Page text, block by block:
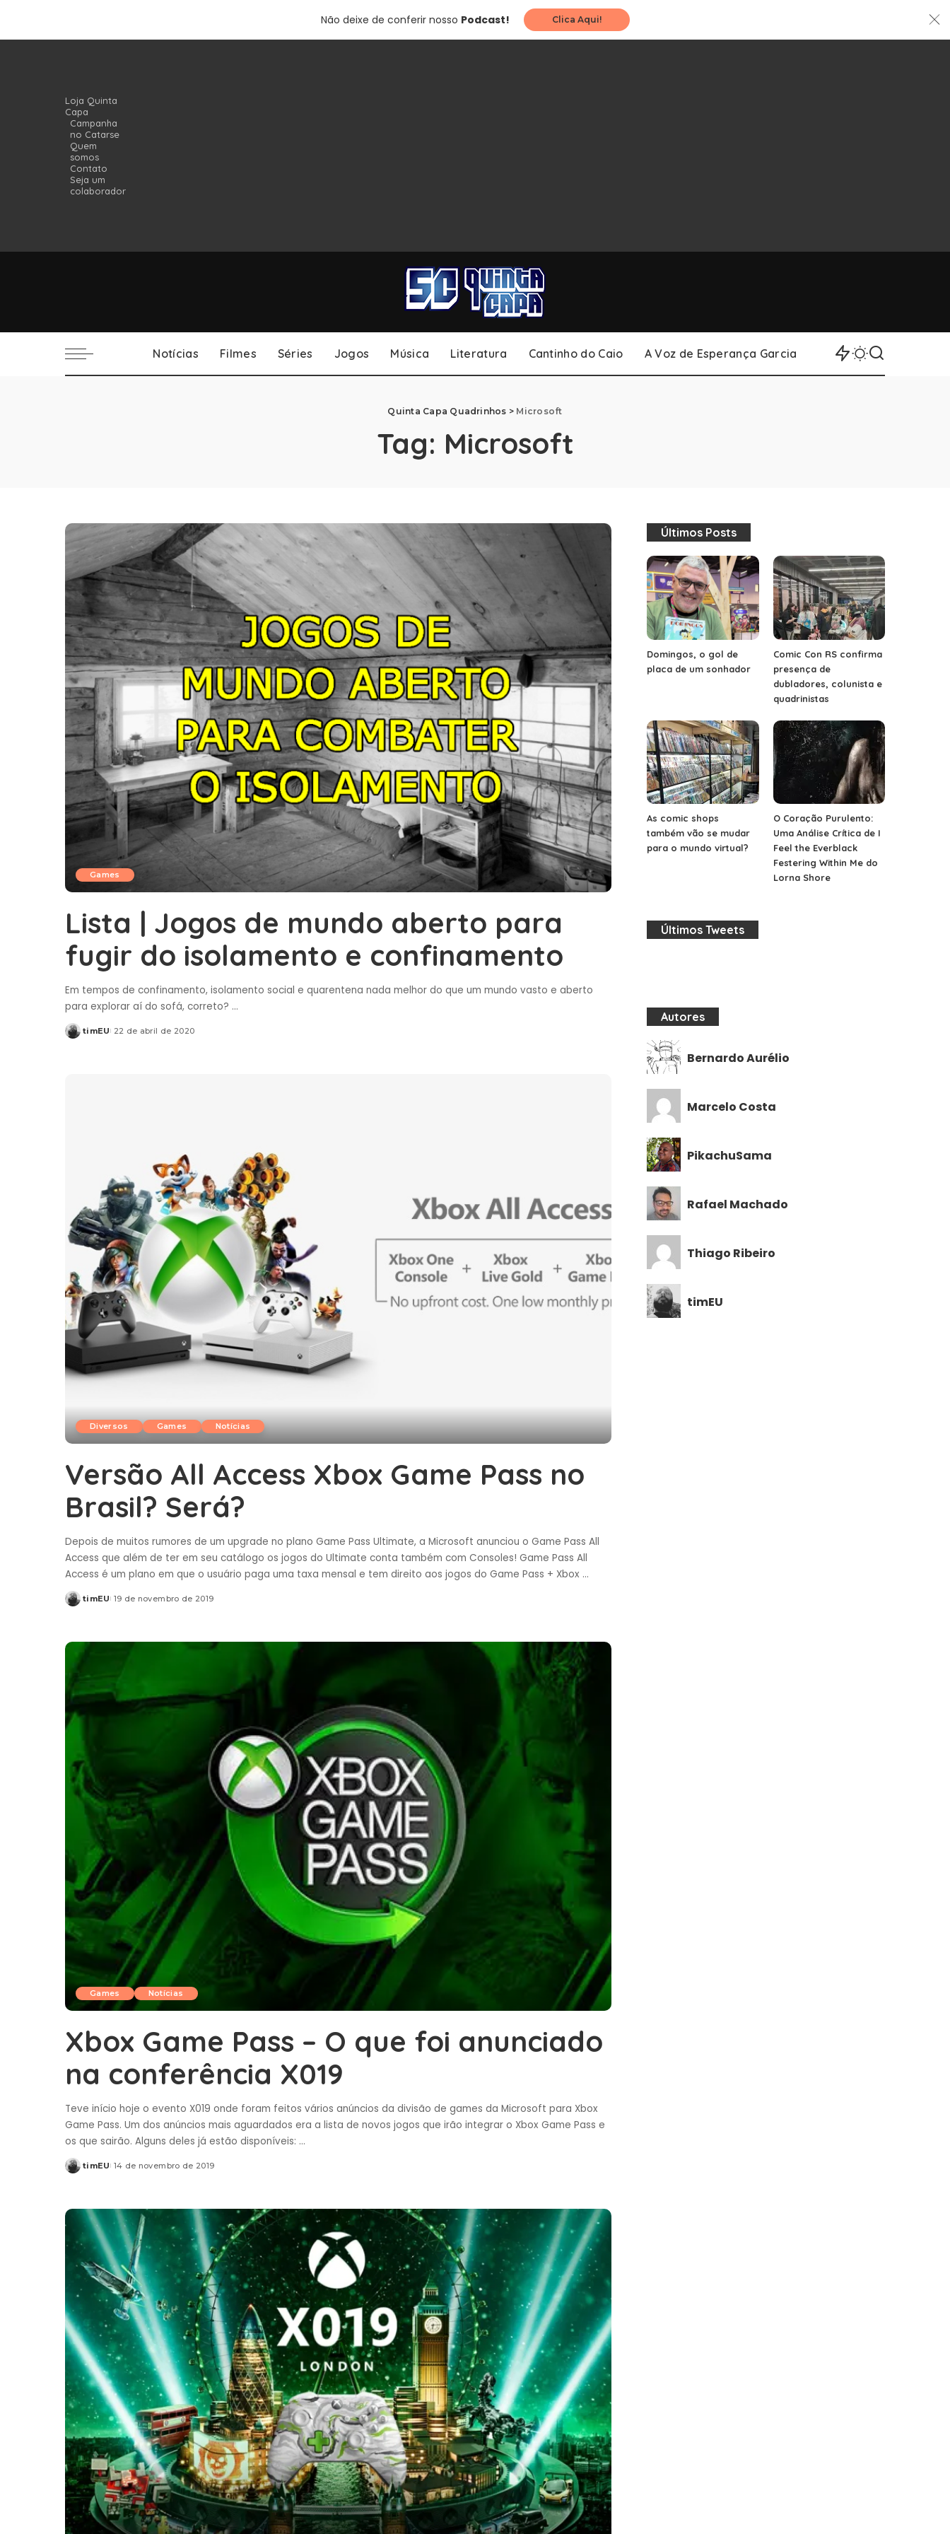
Não deixe de conferir nosso Podcast! Clica Aqui!
Loja Quinta
Capa
Campanha
no Catarse
Quem
somos
Contato
Seja um
colaborador
Notícias Filmes Séries Jogos Música Literatura Cantinho do Caio A Voz de Esperança Garcia
Quinta Capa Quadrinhos > Microsoft
Tag: Microsoft
Games
Lista | Jogos de mundo aberto para
fugir do isolamento e confinamento
Em tempos de confinamento, isolamento social e quarentena nada melhor do que um mundo vasto e aberto
para explorar aí do sofá, correto? ...
Posted
timEU 22 de abril de 2020
Diversos Games Notícias
Versão All Access Xbox Game Pass no
Brasil? Será?
Depois de muitos rumores de um upgrade no plano Game Pass Ultimate, a Microsoft anunciou o Game Pass All
Access que além de ter em seu catálogo os jogos do Ultimate conta também com Consoles! Game Pass All
Access é um plano em que o usuário paga uma taxa mensal e tem direito aos jogos do Game Pass + Xbox ...
Posted
timEU 19 de novembro de 2019
Games Notícias
Xbox Game Pass – O que foi anunciado
na conferência X019
Teve início hoje o evento X019 onde foram feitos vários anúncios da divisão de games da Microsoft para Xbox
Game Pass. Um dos anúncios mais aguardados era a lista de novos jogos que irão integrar o Xbox Game Pass e
os que sairão. Alguns deles já estão disponíveis: ...
Posted
timEU 14 de novembro de 2019
Últimos Posts
Domingos, o gol de
placa de um sonhador
Comic Con RS confirma
presença de
dubladores, colunista e
quadrinistas
As comic shops
também vão se mudar
para o mundo virtual?
O Coração Purulento:
Uma Análise Crítica de I
Feel the Everblack
Festering Within Me do
Lorna Shore
Últimos Tweets
Autores
Bernardo Aurélio
Marcelo Costa
PikachuSama
Rafael Machado
Thiago Ribeiro
timEU